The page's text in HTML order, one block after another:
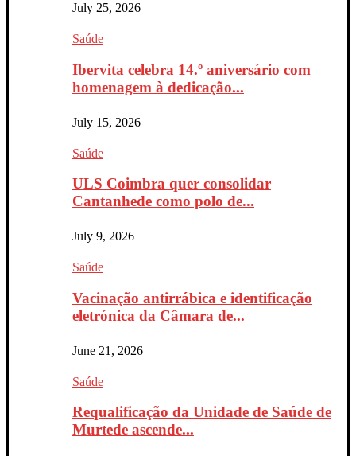
July 25, 2026
Saúde
Ibervita celebra 14.º aniversário com
homenagem à dedicação...
July 15, 2026
Saúde
ULS Coimbra quer consolidar
Cantanhede como polo de...
July 9, 2026
Saúde
Vacinação antirrábica e identificação
eletrónica da Câmara de...
June 21, 2026
Saúde
Requalificação da Unidade de Saúde de
Murtede ascende...